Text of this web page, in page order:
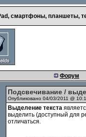
смартфоны, планшеты,
Форум
Подсвечивание /
Опубликовано 04/03/2011 @
Выделение текста
выделить (доступный для
отличаться.